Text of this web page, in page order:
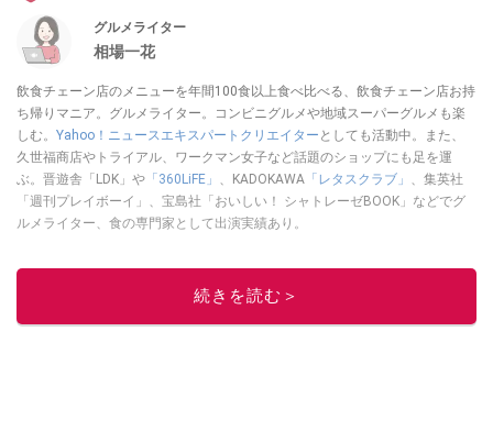
グルメライター
相場一花
飲食チェーン店のメニューを年間100食以上食べ比べる、飲食チェーン店お持
ち帰りマニア。グルメライター。コンビニグルメや地域スーパーグルメも楽
しむ。 Yahoo！ニュースエキスパートクリエイター としても活動中。また、
久世福商店やトライアル、ワークマン女子など話題のショップにも足を運
ぶ。晋遊舎「LDK」や 「360LiFE」 、KADOKAWA 「レタスクラブ」 、集英社
「週刊プレイボーイ」、宝島社「おいしい！ シャトレーゼBOOK」などでグ
ルメライター、食の専門家として出演実績あり。
続きを読む＞